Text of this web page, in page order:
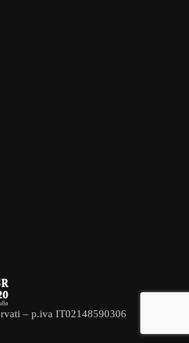
– p.iva IT02148590306